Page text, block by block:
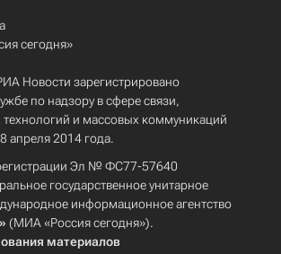
сегодня»
Новости зарегистрировано
по надзору в сфере связи,
и массовых коммуникаций
апреля 2014 года.
Эл № ФС77-57640
государственное унитарное
информационное агентство
(МИА «Россия сегодня»).
материалов